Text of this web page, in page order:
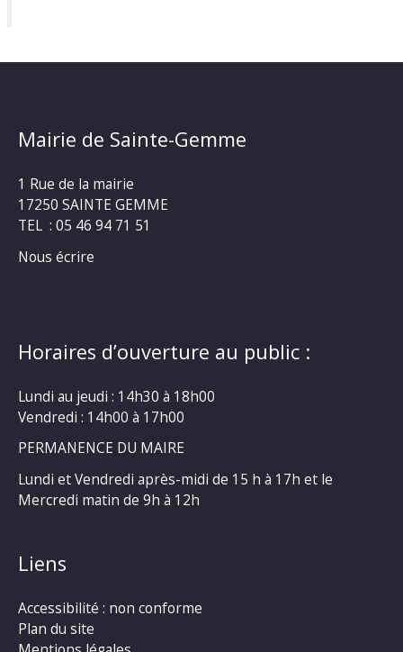
Mairie de Sainte-Gemme
1 Rue de la mairie
17250 SAINTE GEMME
TEL : 05 46 94 71 51
Nous écrire
Horaires d’ouverture au public :
Lundi au jeudi : 14h30 à 18h00
Vendredi : 14h00 à 17h00
PERMANENCE DU MAIRE
Lundi et Vendredi après-midi de 15 h à 17h et le
Mercredi matin de 9h à 12h
Liens
Accessibilité : non conforme
Plan du site